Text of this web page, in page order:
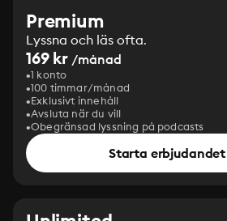
Premium
Lyssna och läs ofta.
169 kr /månad
1 konto
100 timmar/månad
Exklusivt innehåll
Avsluta när du vill
Obegränsad lyssning på podcasts
Starta erbjudandet